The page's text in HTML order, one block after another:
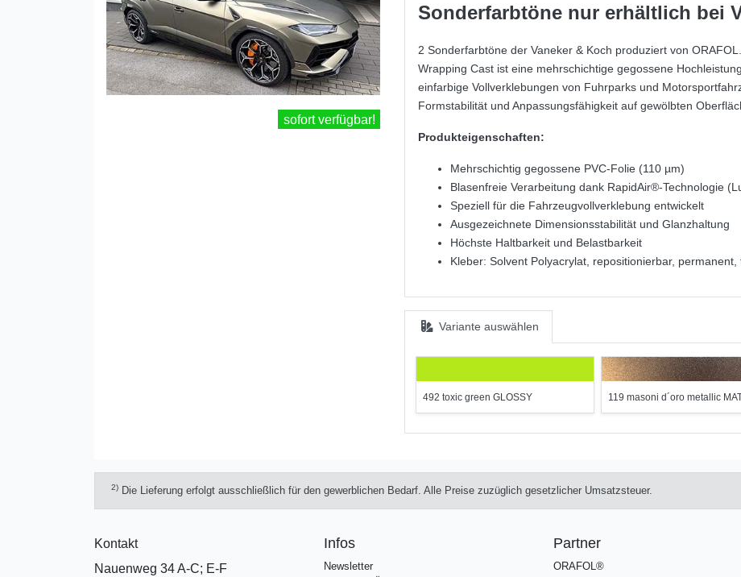
sofort verfügbar!
Sonderfarbtöne nur erhältlich bei
2 Sonderfarbtöne der Vaneker & Koch produziert von
Wrapping Cast ist eine mehrschichtige gegossene
einfarbige Vollverklebungen von Fuhrparks und
Formstabilität und Anpassungsfähigkeit auf gewölbten
Produkteigenschaften:
Mehrschichtig gegossene PVC-Folie (110 µm)
Blasenfreie Verarbeitung dank RapidAir®-Technologie
Speziell für die Fahrzeugvollverklebung entwickelt
Ausgezeichnete Dimensionsstabilität und Glanzhaltung
Höchste Haltbarkeit und Belastbarkeit
Kleber: Solvent Polyacrylat, repositionierbar,
Variante auswählen
492 toxic green GLOSSY 119 masoni d´oro metallic
2) Die Lieferung erfolgt ausschließlich für den gewerblichen Bedarf. Alle Preise zuzüglich gesetzlicher Umsatzsteuer.
Kontakt
Nauenweg 34 A-C; E-F
Infos
Newsletter
Partner
ORAFOL®